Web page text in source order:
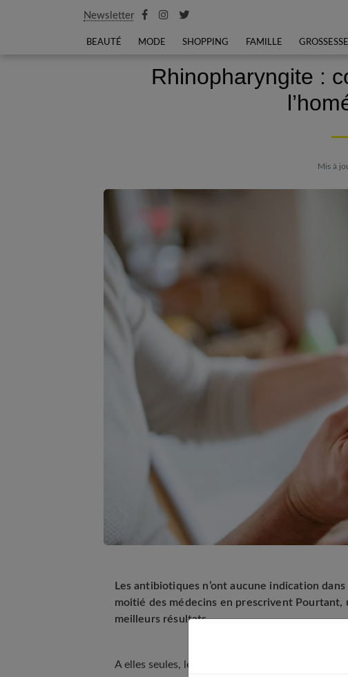
Newsletter
BEAUTÉ MODE SHOPPING FAMILLE GROSSESSE
Rhinopharyngite :
Mis à
Les antibiotiques n’ont aucune indication
moitié des médecins en prescrivent Pourtant,
meilleurs résultats.
A elles seules, les rhinopharyngites entraînent